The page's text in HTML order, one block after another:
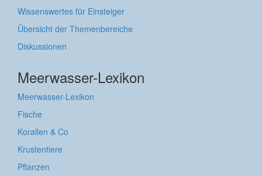
Wissenswertes für Einsteiger
Übersicht der Themenbereiche
Diskussionen
Meerwasser-Lexikon
Meerwasser-Lexikon
Fische
Korallen & Co
Krustentiere
Pflanzen